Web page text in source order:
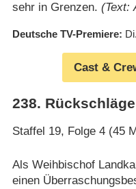
sehr in Grenzen. (Text:
Deutsche TV-Premiere
Cast &
238. Rückschläge
Staffel 19, Folge 4 (45
Als Weihbischof
einen